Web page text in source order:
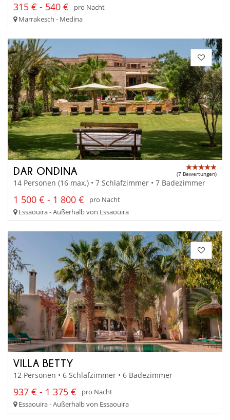
315 € - 540 €
pro Nacht
Marrakesch - Medina
DAR ONDINA (7 Bewertungen)
14 Personen (16 max.) • 7 Schlafzimmer • 7 Badezimmer
1 500 € - 1 800 €
pro Nacht
Essaouira - Außerhalb von Essaouira
VILLA BETTY
12 Personen • 6 Schlafzimmer • 6 Badezimmer
937 € - 1 375 €
pro Nacht
Essaouira - Außerhalb von Essaouira